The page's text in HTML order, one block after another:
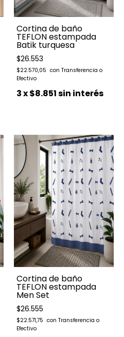
Cortina de baño
TEFLON estampada
Batik turquesa
$26.553
$22.570,05
3x$8.851sin interés
Cortina de baño
TEFLON estampada
Men Set
$26.555
$22.571,75